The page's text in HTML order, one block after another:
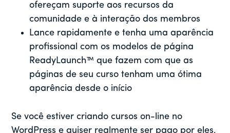
ofereçam suporte aos recursos da
comunidade e à interação dos membros
Lance rapidamente e tenha uma aparência
profissional com os modelos de página
ReadyLaunch™ que fazem com que as
páginas de seu curso tenham uma ótima
aparência desde o início
Se você estiver criando cursos on-line no
WordPress e quiser realmente ser pago por eles,